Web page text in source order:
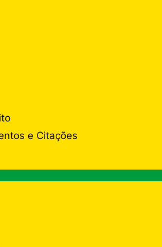
e Citações